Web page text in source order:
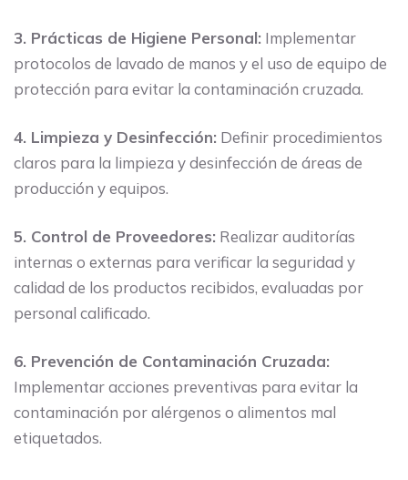
3. Prácticas de Higiene Personal: Implementar
protocolos de lavado de manos y el uso de equipo de
protección para evitar la contaminación cruzada.
4. Limpieza y Desinfección: Definir procedimientos
claros para la limpieza y desinfección de áreas de
producción y equipos.
5. Control de Proveedores: Realizar auditorías
internas o externas para verificar la seguridad y
calidad de los productos recibidos, evaluadas por
personal calificado.
6. Prevención de Contaminación Cruzada:
Implementar acciones preventivas para evitar la
contaminación por alérgenos o alimentos mal
etiquetados.